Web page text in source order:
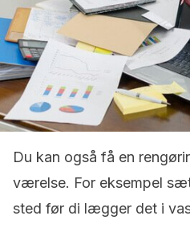
Du kan også få en
værelse. For eksempel
sted før di lægger det i